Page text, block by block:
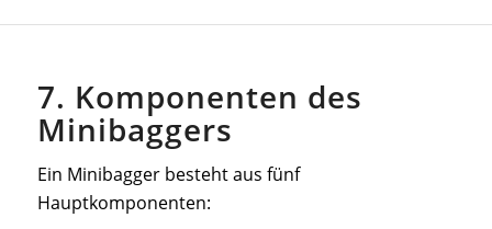
7. Komponenten des
Minibaggers
Ein Minibagger besteht aus fünf
Hauptkomponenten: